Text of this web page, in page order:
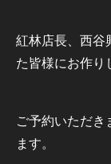
紅林店長、西谷
た皆様にお作り
ご予約いただき
ます。